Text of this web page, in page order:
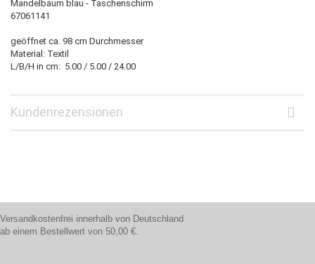
Mandelbaum blau - Taschenschirm
67061141
geöffnet ca. 98 cm Durchmesser
Material: Textil
L/B/H in cm: 5.00 / 5.00 / 24.00
Kundenrezensionen
Versandkostenfrei innerhalb von Deutschland
ab einem Bestellwert von 50,00 €.